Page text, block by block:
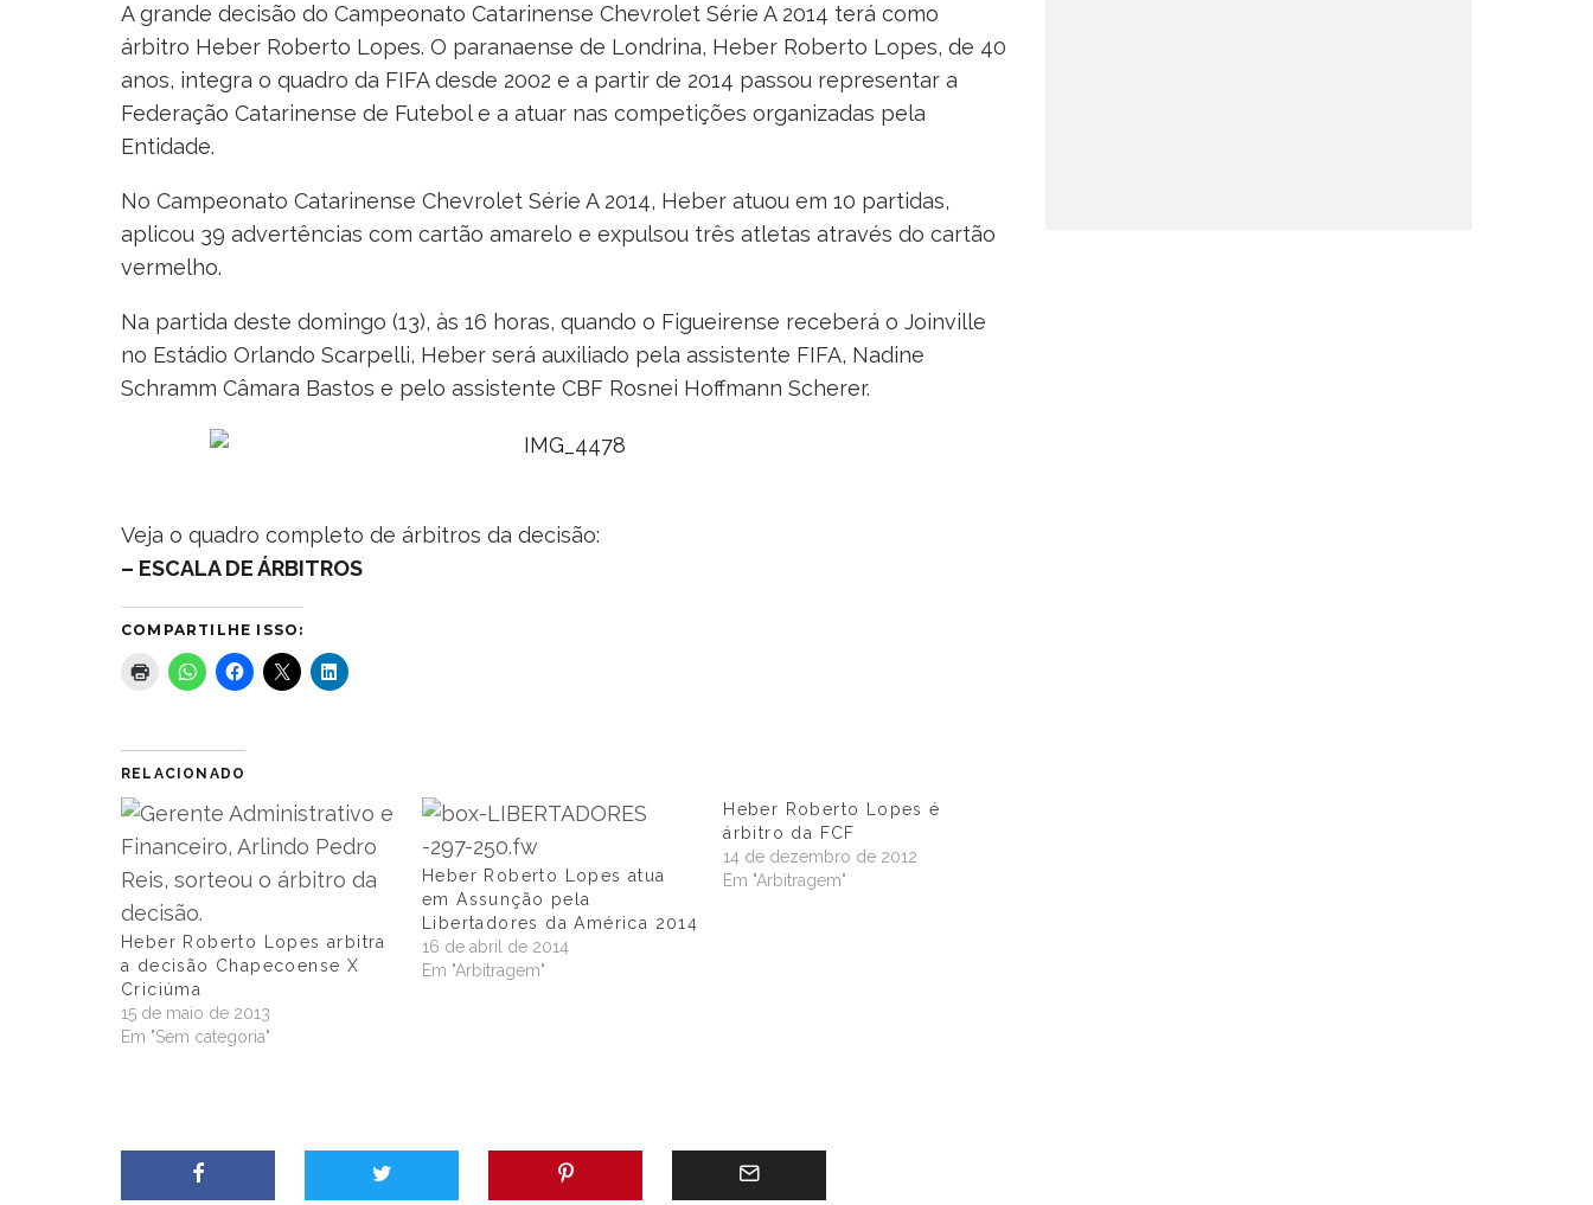
A grande decisão do Campeonato Catarinense Chevrolet Série A 2014 terá como
árbitro Heber Roberto Lopes. O paranaense de Londrina, Heber Roberto Lopes, de 40
anos, integra o quadro da FIFA desde 2002 e a partir de 2014 passou representar a
Federação Catarinense de Futebol e a atuar nas competições organizadas pela
Entidade.
No Campeonato Catarinense Chevrolet Série A 2014, Heber atuou em 10 partidas,
aplicou 39 advertências com cartão amarelo e expulsou três atletas através do cartão
vermelho.
Na partida deste domingo (13), às 16 horas, quando o Figueirense receberá o Joinville
no Estádio Orlando Scarpelli, Heber será auxiliado pela assistente FIFA, Nadine
Schramm Câmara Bastos e pelo assistente CBF Rosnei Hoffmann Scherer.
Veja o quadro completo de árbitros da decisão:
– ESCALA DE ÁRBITROS
COMPARTILHE ISSO:
RELACIONADO
Heber Roberto Lopes arbitra
a decisão Chapecoense X
Criciúma
15 de maio de 2013
Em "Sem categoria"
Heber Roberto Lopes atua
em Assunção pela
Libertadores da América 2014
16 de abril de 2014
Em "Arbitragem"
Heber Roberto Lopes é
árbitro da FCF
14 de dezembro de 2012
Em "Arbitragem"